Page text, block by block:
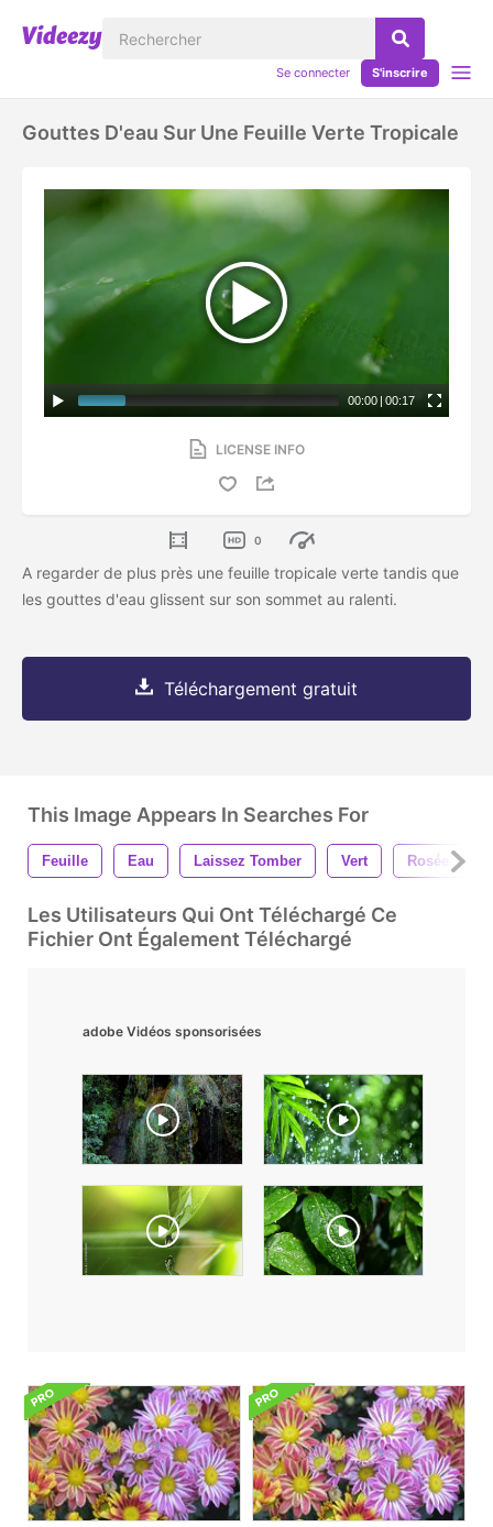
Se connecter S'inscrire
Gouttes D'eau Sur Une Feuille Verte Tropicale
00:00 | 00:17
LICENSE INFO
0
A regarder de plus près une feuille tropicale verte tandis que
les gouttes d'eau glissent sur son sommet au ralenti.
Téléchargement gratuit
This Image Appears In Searches For
Feuille Eau Laissez Tomber Vert Rosée
Les Utilisateurs Qui Ont Téléchargé Ce
Fichier Ont Également Téléchargé
adobe Vidéos sponsorisées